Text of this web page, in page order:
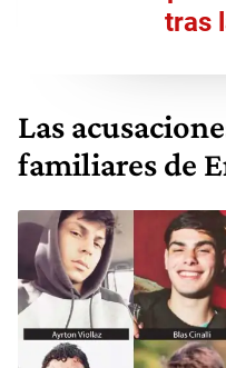
tras
Las
familiares de